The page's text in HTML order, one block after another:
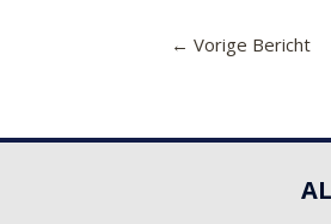
← Vorige Bericht